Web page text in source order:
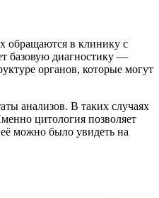
обращаются в клинику с
базовую диагностику —
органов, которые могут
анализов. В таких случаях
цитология позволяет
можно было увидеть на